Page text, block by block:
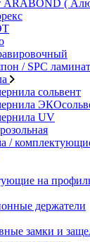
ARABOND (
/ SPC ламинат
сольвент
UV
/
на
держатели
замки и